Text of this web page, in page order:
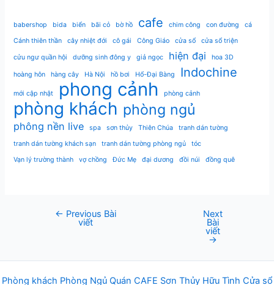
babershop bida biển bãi cỏ bờ hồ cafe chim công con đường
cá
Cánh thiên thần
cây nhiệt đới cô gái Công Giáo cửa sổ cửa sổ triện
cửu ngư quần hội dưỡng sinh đông y giả ngọc hiện đại hoa 3D
hoàng hôn hàng cây Hà Nội hồ bơi Hổ-Đại Bàng Indochine
mới cập nhật phong cảnh phòng cảnh
phòng khách phòng ngủ
phông nền live spa sơn thủy Thiên Chúa
tranh dán tường
tranh dán tường khách sạn
tranh dán tường phòng ngủ
tóc
Vạn lý trường thành
vợ chồng Đức Mẹ đại dương đồi núi đồng quê
← Previous Bài
viết
Next
Bài
viết
→
Phòng khách Phòng Ngủ Quán CAFE Sơn Thủy Hữu Tình Cửa sổ